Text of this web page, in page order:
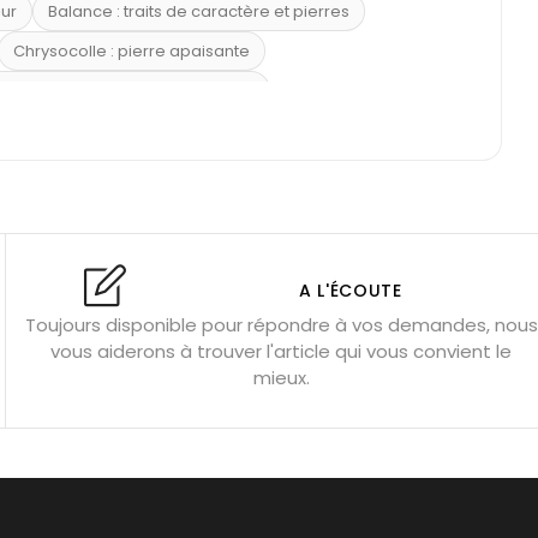
Balance : traits de caractère et pierres
Chrysocolle : pierre apaisante
Fluorite : pierre la plus colorée
Bracelets de perles pour homme
gemme ? Signification des pierres de naissance
A L'ÉCOUTE
Toujours disponible pour répondre à vos demandes, nous
vous aiderons à trouver l'article qui vous convient le
mieux.